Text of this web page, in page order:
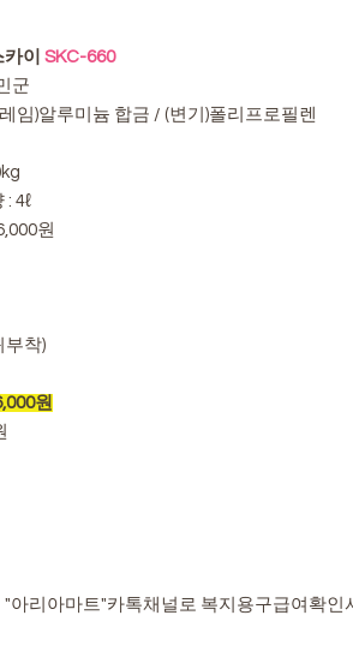
이 SKC-660
군
임)알루미늄 합금 / (변기)폴리프로필렌
: 4ℓ
원
부착)
원
"아리아마트"카톡채널로 복지용구급여확인